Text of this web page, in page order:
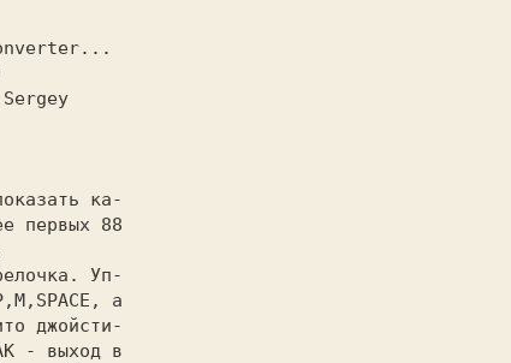
первых 88
а
джойсти-
- выход в